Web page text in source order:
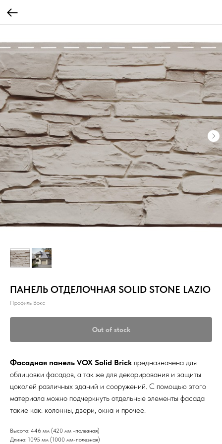
ПАНЕЛЬ ОТДЕЛОЧНАЯ SOLID STONE LAZIO
Профиль Вокс
Out of stock
Фасадная панель VOX Solid Brick предназначена для
облицовки фасадов, а так же для декорирования и защиты
цоколей различных зданий и сооружений. С помощью этого
материала можно подчеркнуть отдельные элементы фасада
такие как: колонны, двери, окна и прочее.
Высота: 446 мм (420 мм -полезная)
Длина: 1095 мм (1000 мм-полезная)